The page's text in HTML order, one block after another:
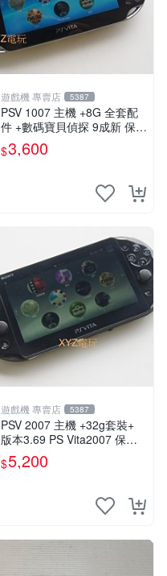
遊戲機 專賣店 5387
PSV 1007 主機 +8G 全套配
件 +數碼寶貝偵探 9成新 保修
一年 品質有保障
$3,600
遊戲機 專賣店 5387
PSV 2007 主機 +32g套裝+
版本3.69 PS Vita2007 保修
一年 8成新
$5,200